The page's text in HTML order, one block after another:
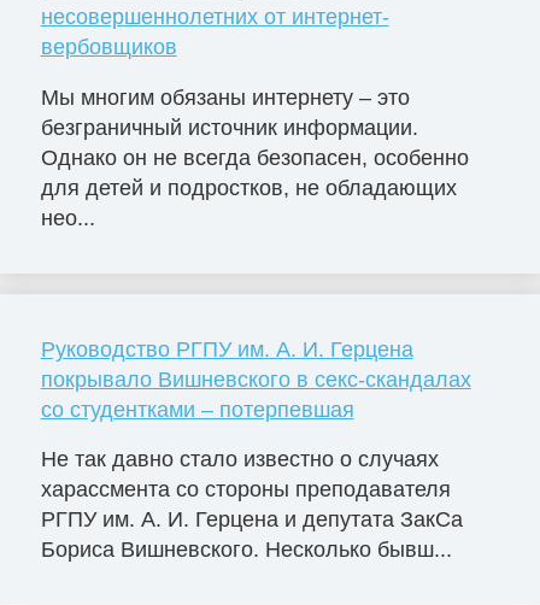
несовершеннолетних от интернет-
вербовщиков
Мы многим обязаны интернету – это
безграничный источник информации.
Однако он не всегда безопасен, особенно
для детей и подростков, не обладающих
нео...
Руководство РГПУ им. А. И. Герцена
покрывало Вишневского в секс-скандалах
со студентками – потерпевшая
Не так давно стало известно о случаях
харассмента со стороны преподавателя
РГПУ им. А. И. Герцена и депутата ЗакСа
Бориса Вишневского. Несколько бывш...